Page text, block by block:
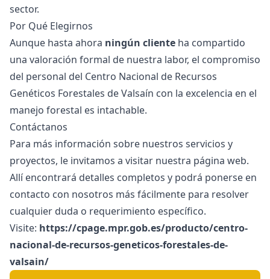
sector.
Por Qué Elegirnos
Aunque hasta ahora ningún cliente ha compartido
una valoración formal de nuestra labor, el compromiso
del personal del Centro Nacional de Recursos
Genéticos Forestales de Valsaín con la excelencia en el
manejo forestal es intachable.
Contáctanos
Para más información sobre nuestros servicios y
proyectos, le invitamos a visitar nuestra página web.
Allí encontrará detalles completos y podrá ponerse en
contacto con nosotros más fácilmente para resolver
cualquier duda o requerimiento específico.
Visite: https://cpage.mpr.gob.es/producto/centro-
nacional-de-recursos-geneticos-forestales-de-
valsain/